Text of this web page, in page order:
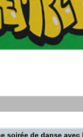
soirée de danse